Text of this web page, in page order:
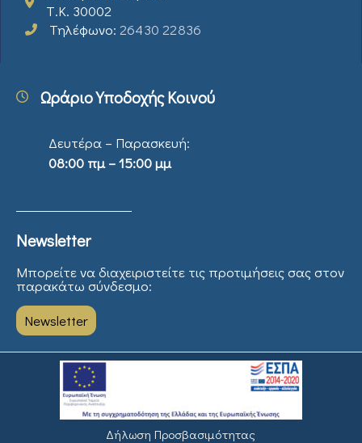
Τ.Κ. 30002
Τηλέφωνο: 26430 22836
Ωράριο Υποδοχής Κοινού
Δευτέρα – Παρασκευή:
08:00 πμ – 15:00 μμ
Newsletter
Μπορείτε να διαχειριστείτε τις προτιμήσεις σας στον
παρακάτω σύνδεσμο:
Newsletter
Δήλωση Προσβασιμότητας